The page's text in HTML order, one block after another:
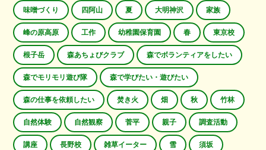
味噌づくり 四阿山 夏 大明神沢 家族
峰の原高原 工作 幼稚園保育園 春 東京校
根子岳 森あちょびクラブ 森でボランティアをしたい
森でモリモリ遊び隊 森で学びたい・遊びたい
森の仕事を依頼したい 焚き火 畑 秋 竹林
自然体験 自然観察 菅平 親子 調査活動
講座 長野校 雑草イーター 雪 須坂